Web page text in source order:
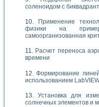
соленоидом с
Применение
физики на
самоорганизованная
Расчет переноса
времени
Формирование
использованием
Установка для
солнечных элементов и